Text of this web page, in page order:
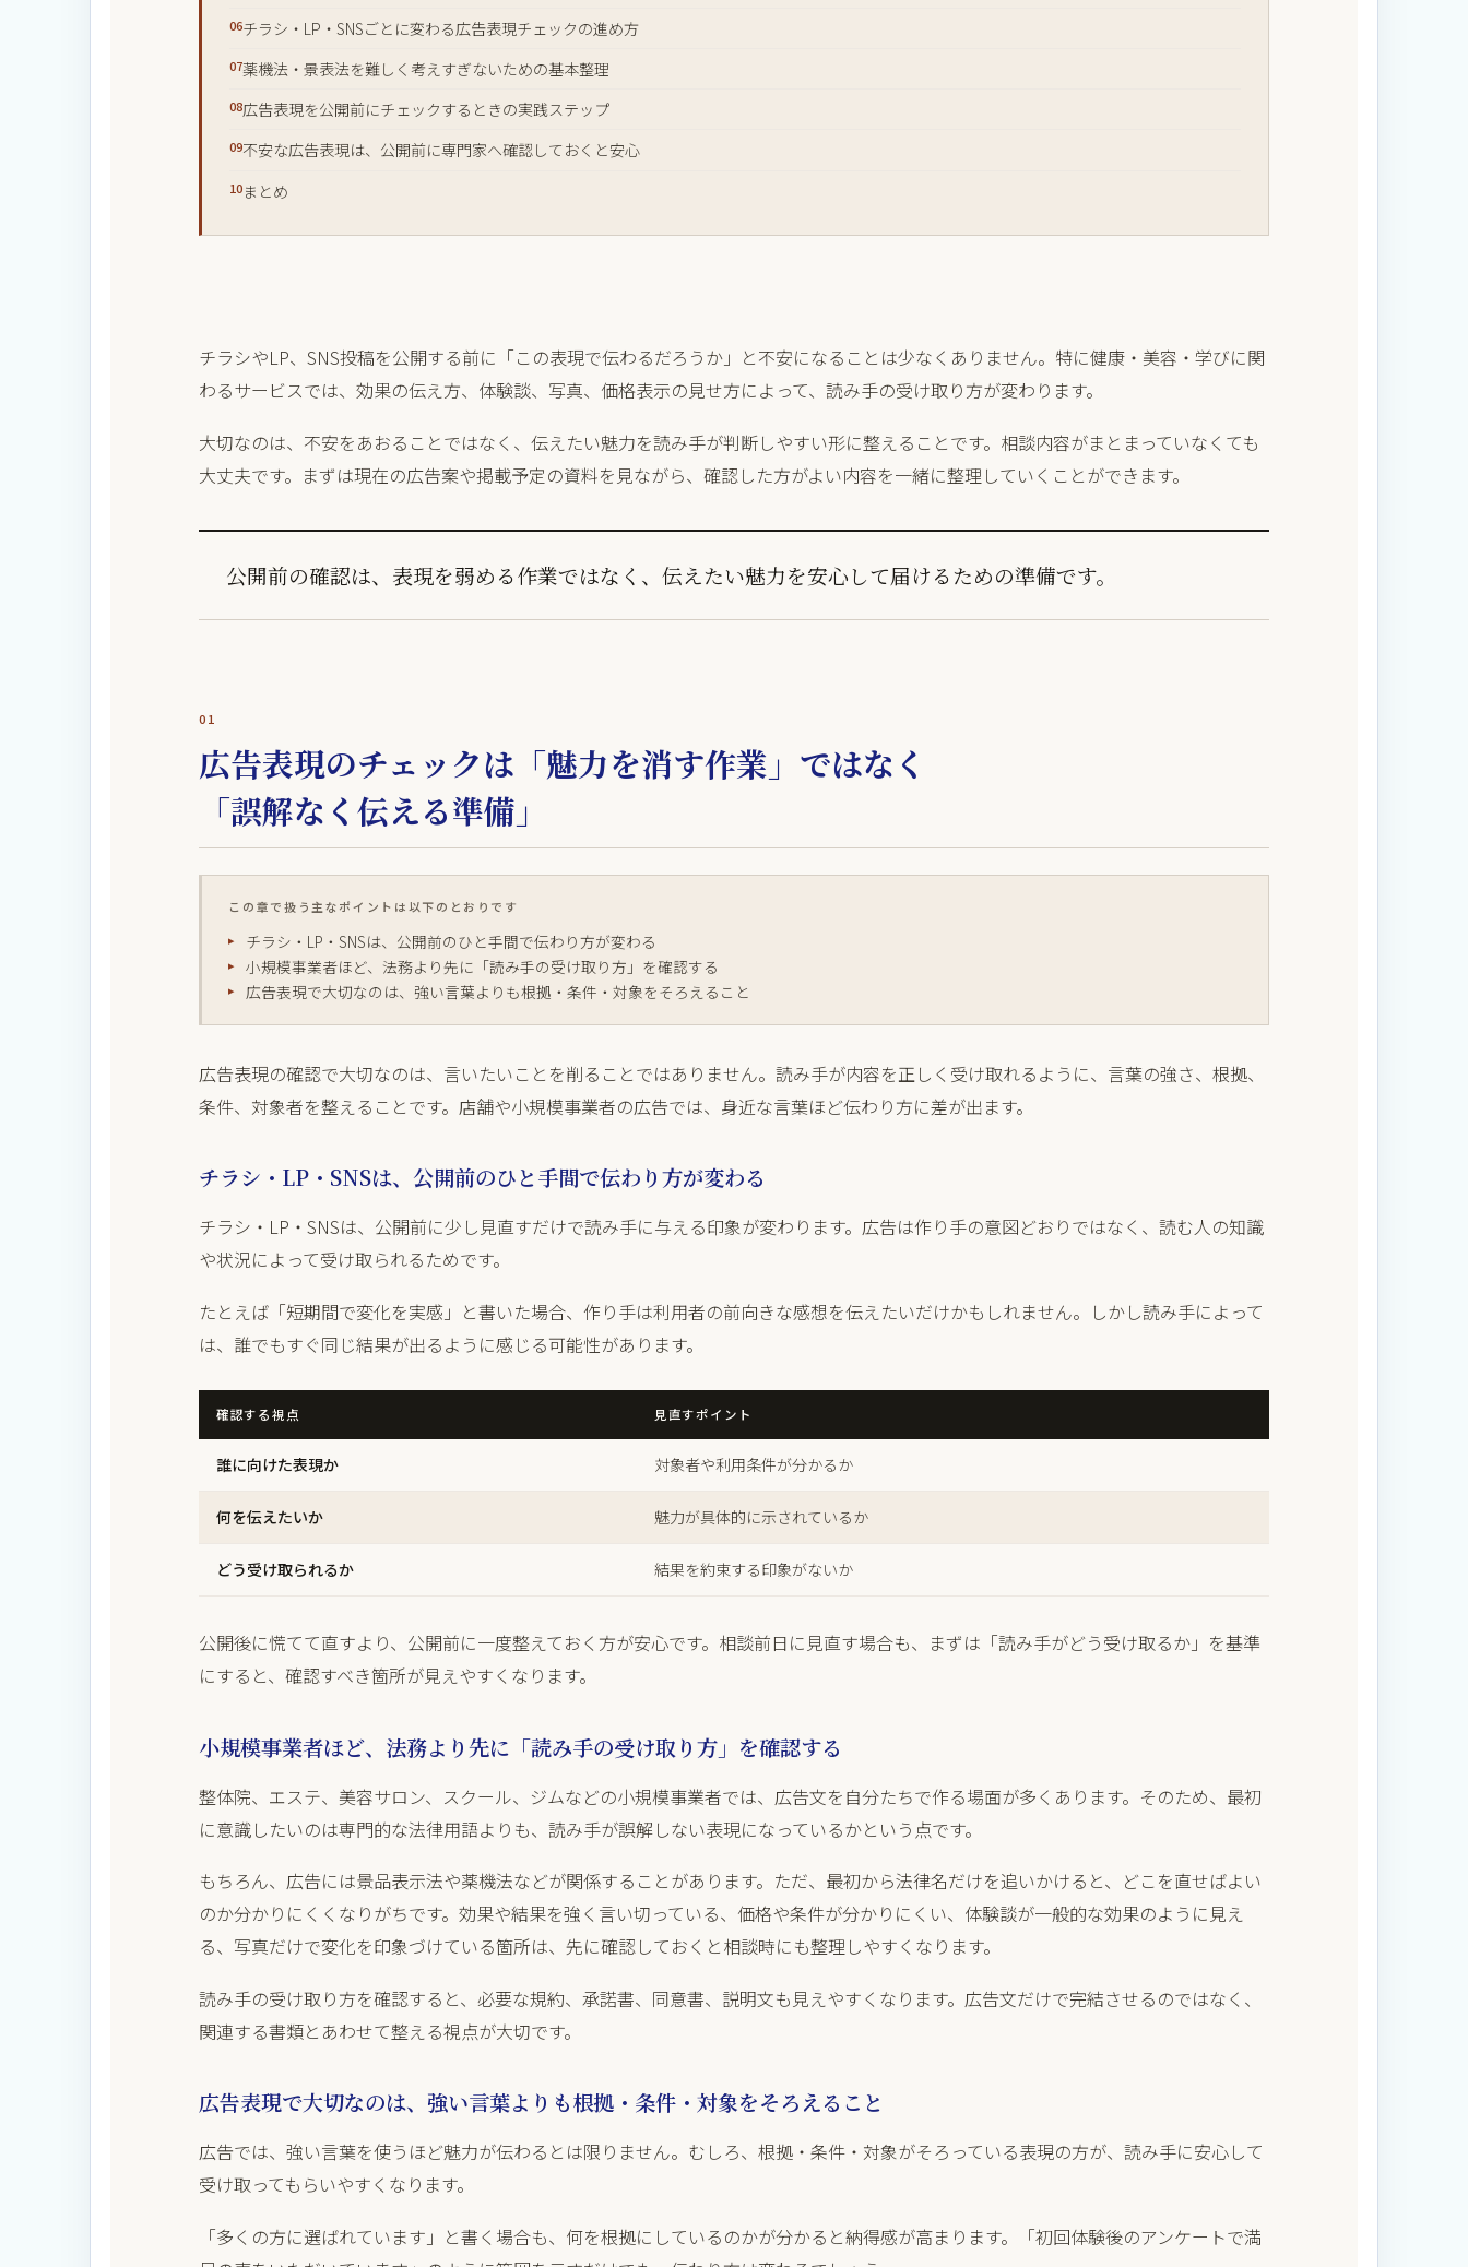
チラシ・LP・SNSごとに変わる広告表現チェックの進め方
薬機法・景表法を難しく考えすぎないための基本整理
広告表現を公開前にチェックするときの実践ステップ
不安な広告表現は、公開前に専門家へ確認しておくと安心
まとめ
チラシやLP、SNS投稿を公開する前に「この表現で伝わるだろうか」と不安になることは少なくありません。特に健康・美容・学びに関
わるサービスでは、効果の伝え方、体験談、写真、価格表示の見せ方によって、読み手の受け取り方が変わります。
大切なのは、不安をあおることではなく、伝えたい魅力を読み手が判断しやすい形に整えることです。相談内容がまとまっていなくても
大丈夫です。まずは現在の広告案や掲載予定の資料を見ながら、確認した方がよい内容を一緒に整理していくことができます。
公開前の確認は、表現を弱める作業ではなく、伝えたい魅力を安心して届けるための準備です。
01
広告表現のチェックは「魅力を消す作業」ではなく
「誤解なく伝える準備」
この章で扱う主なポイントは以下のとおりです
チラシ・LP・SNSは、公開前のひと手間で伝わり方が変わる
小規模事業者ほど、法務より先に「読み手の受け取り方」を確認する
広告表現で大切なのは、強い言葉よりも根拠・条件・対象をそろえること
広告表現の確認で大切なのは、言いたいことを削ることではありません。読み手が内容を正しく受け取れるように、言葉の強さ、根拠、
条件、対象者を整えることです。店舗や小規模事業者の広告では、身近な言葉ほど伝わり方に差が出ます。
チラシ・LP・SNSは、公開前のひと手間で伝わり方が変わる
チラシ・LP・SNSは、公開前に少し見直すだけで読み手に与える印象が変わります。広告は作り手の意図どおりではなく、読む人の知識
や状況によって受け取られるためです。
たとえば「短期間で変化を実感」と書いた場合、作り手は利用者の前向きな感想を伝えたいだけかもしれません。しかし読み手によって
は、誰でもすぐ同じ結果が出るように感じる可能性があります。
確認する視点 見直すポイント
誰に向けた表現か 対象者や利用条件が分かるか
何を伝えたいか 魅力が具体的に示されているか
どう受け取られるか 結果を約束する印象がないか
公開後に慌てて直すより、公開前に一度整えておく方が安心です。相談前日に見直す場合も、まずは「読み手がどう受け取るか」を基準
にすると、確認すべき箇所が見えやすくなります。
小規模事業者ほど、法務より先に「読み手の受け取り方」を確認する
整体院、エステ、美容サロン、スクール、ジムなどの小規模事業者では、広告文を自分たちで作る場面が多くあります。そのため、最初
に意識したいのは専門的な法律用語よりも、読み手が誤解しない表現になっているかという点です。
もちろん、広告には景品表示法や薬機法などが関係することがあります。ただ、最初から法律名だけを追いかけると、どこを直せばよい
のか分かりにくくなりがちです。効果や結果を強く言い切っている、価格や条件が分かりにくい、体験談が一般的な効果のように見え
る、写真だけで変化を印象づけている箇所は、先に確認しておくと相談時にも整理しやすくなります。
読み手の受け取り方を確認すると、必要な規約、承諾書、同意書、説明文も見えやすくなります。広告文だけで完結させるのではなく、
関連する書類とあわせて整える視点が大切です。
広告表現で大切なのは、強い言葉よりも根拠・条件・対象をそろえること
広告では、強い言葉を使うほど魅力が伝わるとは限りません。むしろ、根拠・条件・対象がそろっている表現の方が、読み手に安心して
受け取ってもらいやすくなります。
「多くの方に選ばれています」と書く場合も、何を根拠にしているのかが分かると納得感が高まります。「初回体験後のアンケートで満